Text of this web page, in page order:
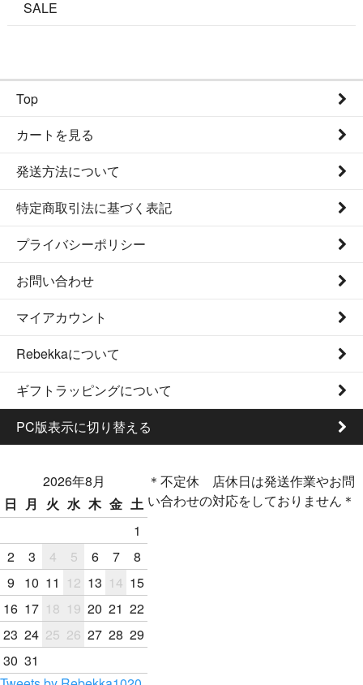
SALE
Top
カートを見る
発送方法について
特定商取引法に基づく表記
プライバシーポリシー
お問い合わせ
マイアカウント
Rebekkaについて
ギフトラッピングについて
PC版表示に切り替える
2026年8月
日
月 火 水 木 金 土
1
2
3 4 5 6 7
8
9
10 11 12 13 14 15
16 17 18 19 20 21 22
23 24 25 26 27 28 29
30 31
＊不定休 店休日は発送作業やお問
い合わせの対応をしておりません＊